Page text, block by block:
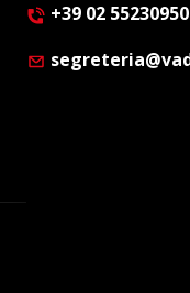
+39 02 55230950